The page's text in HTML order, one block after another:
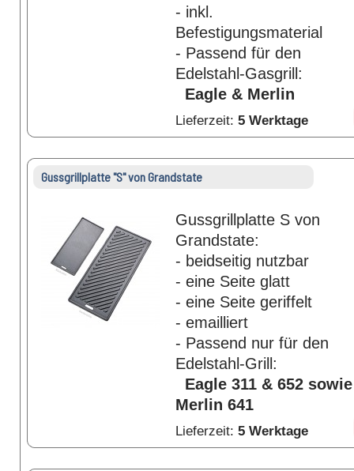
- inkl.
Befestigungsmaterial
- Passend für den
Edelstahl-Gasgrill:
Eagle & Merlin
Lieferzeit: 5 Werktage
Gussgrillplatte "S" von Grandstate
Gussgrillplatte S von
Grandstate:
- beidseitig nutzbar
- eine Seite glatt
- eine Seite geriffelt
- emailliert
- Passend nur für den
Edelstahl-Grill:
Eagle 311 & 652 sowie
Merlin 641
Lieferzeit: 5 Werktage